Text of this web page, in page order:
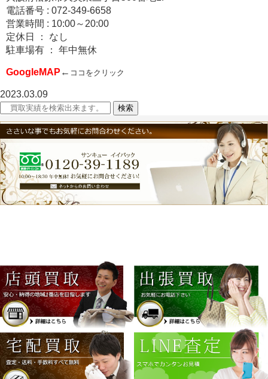
電話番号 : 072-349-6658
営業時間 : 10:00～20:00
定休日 ： なし
駐車場有 ： 年中無休
GoogleMAP ← ココをクリック
2023.03.09